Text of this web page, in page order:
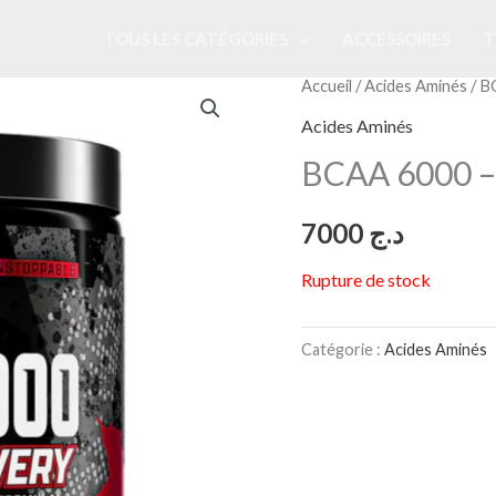
Accueil /Acides Aminés /
Acides Aminés
BCAA 6000
د.ج
Rupture de stock
Catégorie : Acides Aminés